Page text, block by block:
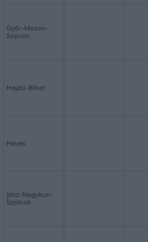
Győr-Moson-
Sopron
Hajdú-Bihar
Heves
Jász-Nagykun-
Szolnok